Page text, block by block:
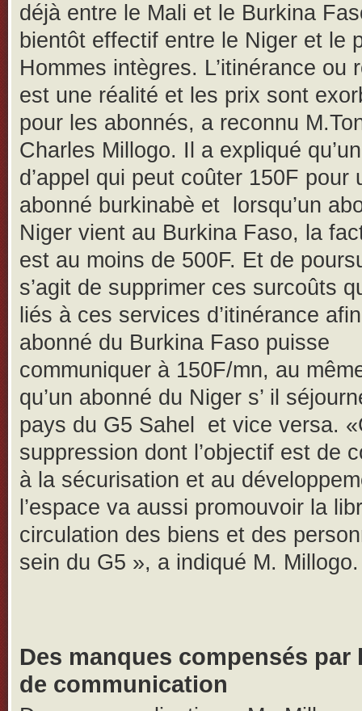
déjà entre le Mali et le Burkina
bientôt effectif entre le Niger et le
Hommes intègres. L’itinérance ou
est une réalité et les prix sont
pour les abonnés, a reconnu
Charles Millogo. Il a expliqué
d’appel qui peut coûter 150F pour
abonné burkinabè et lorsqu’un
Niger vient au Burkina Faso, la
est au moins de 500F. Et de
s’agit de supprimer ces surcoûts
liés à ces services d’itinérance
abonné du Burkina Faso puisse
communiquer à 150F/mn, au
qu’un abonné du Niger s’ il
pays du G5 Sahel et vice versa.
suppression dont l’objectif est de
à la sécurisation et au
l’espace va aussi promouvoir la
circulation des biens et des
sein du G5 », a indiqué M. Millogo.
Des manques compensés par
de communication